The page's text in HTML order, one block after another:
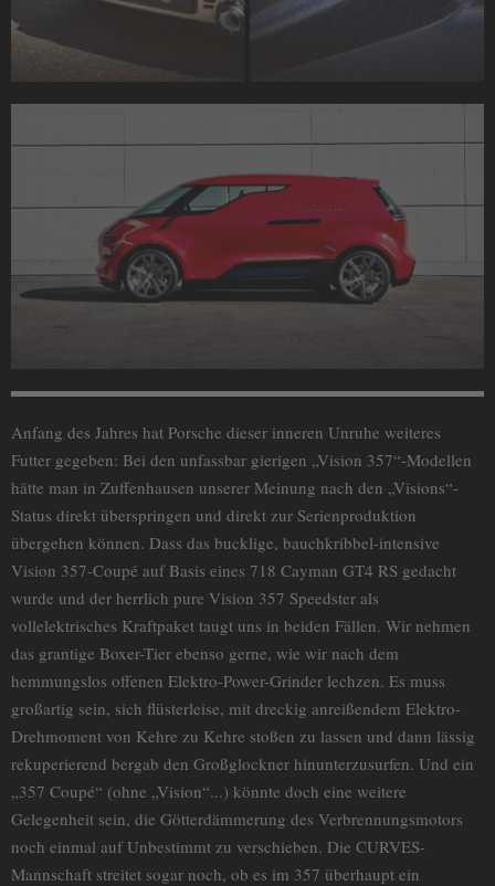
Anfang des Jahres hat Porsche dieser inneren Unruhe weiteres
Futter gegeben: Bei den unfassbar gierigen „Vision 357“-Modellen
hätte man in Zuffenhausen unserer Meinung nach den „Visions“-
Status direkt überspringen und direkt zur Serienproduktion
übergehen können. Dass das bucklige, bauchkribbel-intensive
Vision 357-Coupé auf Basis eines 718 Cayman GT4 RS gedacht
wurde und der herrlich pure Vision 357 Speedster als
vollelektrisches Kraftpaket taugt uns in beiden Fällen. Wir nehmen
das grantige Boxer-Tier ebenso gerne, wie wir nach dem
hemmungslos offenen Elektro-Power-Grinder lechzen. Es muss
großartig sein, sich flüsterleise, mit dreckig anreißendem Elektro-
Drehmoment von Kehre zu Kehre stoßen zu lassen und dann lässig
rekuperierend bergab den Großglockner hinunterzusurfen. Und ein
„357 Coupé“ (ohne „Vision“...) könnte doch eine weitere
Gelegenheit sein, die Götterdämmerung des Verbrennungsmotors
noch einmal auf Unbestimmt zu verschieben. Die CURVES-
Mannschaft streitet sogar noch, ob es im 357 überhaupt ein